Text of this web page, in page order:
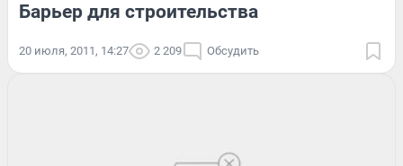
Барьер для строительства
20 июля, 2011, 14:27 2 209 Обсудить